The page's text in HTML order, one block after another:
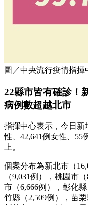
圖／中央流行疫情指揮
22縣市皆有確診！
病例數超越北市
指揮中心表示，今日新
性、42,641例女性、55
上。
個案分布為新北市（
（9,031例），桃園市
市（6,666例），彰化
竹縣（2,509例），苗